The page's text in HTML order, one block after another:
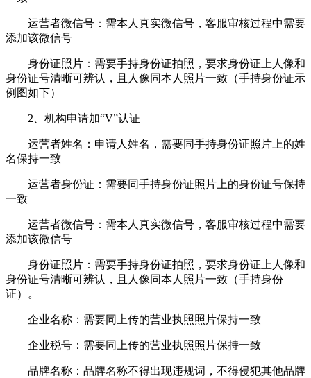
运营者微信号：需本人真实微信号，客服审核过程中需要
添加该微信号
身份证照片：需要手持身份证拍照，要求身份证上人像和
身份证号清晰可辨认，且人像同本人照片一致（手持身份证示
例图如下）
2、机构申请加“V”认证
运营者姓名：申请人姓名，需要同手持身份证照片上的姓
名保持一致
运营者身份证：需要同手持身份证照片上的身份证号保持
一致
运营者微信号：需本人真实微信号，客服审核过程中需要
添加该微信号
身份证照片：需要手持身份证拍照，要求身份证上人像和
身份证号清晰可辨认，且人像同本人照片一致（手持身份
证）。
企业名称：需要同上传的营业执照照片保持一致
企业税号：需要同上传的营业执照照片保持一致
品牌名称：品牌名称不得出现违规词，不得侵犯其他品牌